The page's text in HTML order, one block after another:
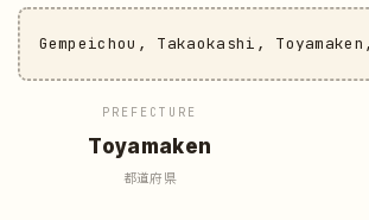
Gempeichou, Takaokashi,
PREFECTURE
Toyamaken
都道府県